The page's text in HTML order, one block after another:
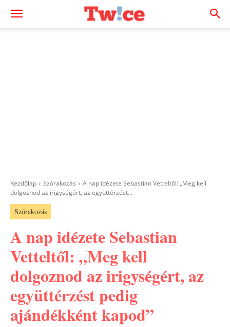
Kezdőlap Szórakozás
A nap idézete Sebastian Vetteltől: „Meg kell
dolgoznod az irigységért, az együttérzést...
Szórakozás
A nap idézete Sebastian
Vetteltől: „Meg kell
dolgoznod az irigységért, az
együttérzést pedig
ajándékként kapod”